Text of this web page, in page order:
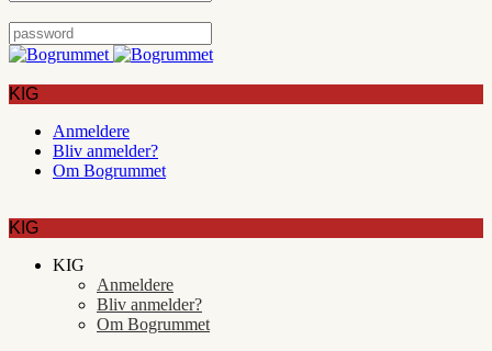
KIG
Anmeldere
Bliv anmelder?
Om Bogrummet
KIG
KIG
Anmeldere
Bliv anmelder?
Om Bogrummet